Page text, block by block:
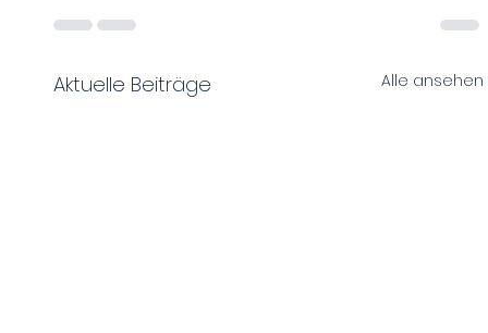
Aktuelle Beiträge Alle ansehen